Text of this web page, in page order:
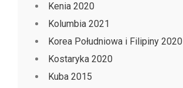
Kenia 2020
Kolumbia 2021
Korea Południowa i Filipiny 2020
Kostaryka 2020
Kuba 2015